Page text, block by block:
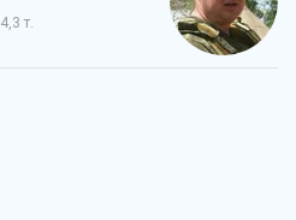
4,3 т.